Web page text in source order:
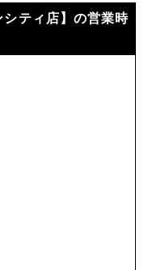
ティ店】の営業時